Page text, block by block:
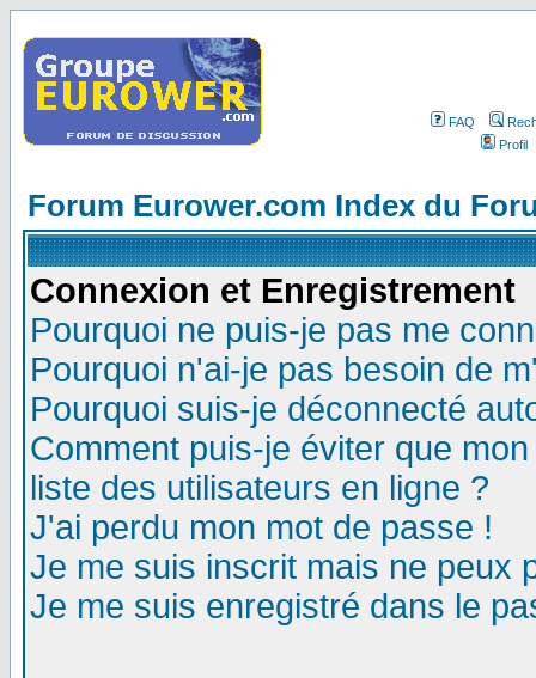
FAQ
Profil
Forum Eurower.com Index du
Connexion et Enregistrement
Pourquoi ne puis-je pas me
Pourquoi n'ai-je pas besoin de
Pourquoi suis-je déconnecté
Comment puis-je éviter que
liste des utilisateurs en ligne ?
J'ai perdu mon mot de passe !
Je me suis inscrit mais ne peux
Je me suis enregistré dans le